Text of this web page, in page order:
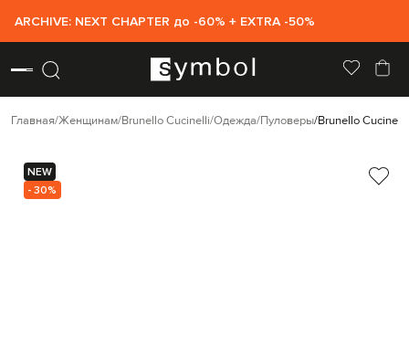
ARCHIVE: NEXT CHAPTER до -60% + EXTRA -50%
Главная Женщинам Brunello Cucinelli Одежда Пуловеры Brunello
NEW
- 30%